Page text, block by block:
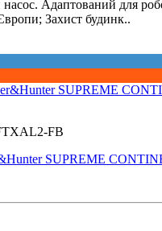
Адаптований для
Захист будинк..
FB
SUPREME